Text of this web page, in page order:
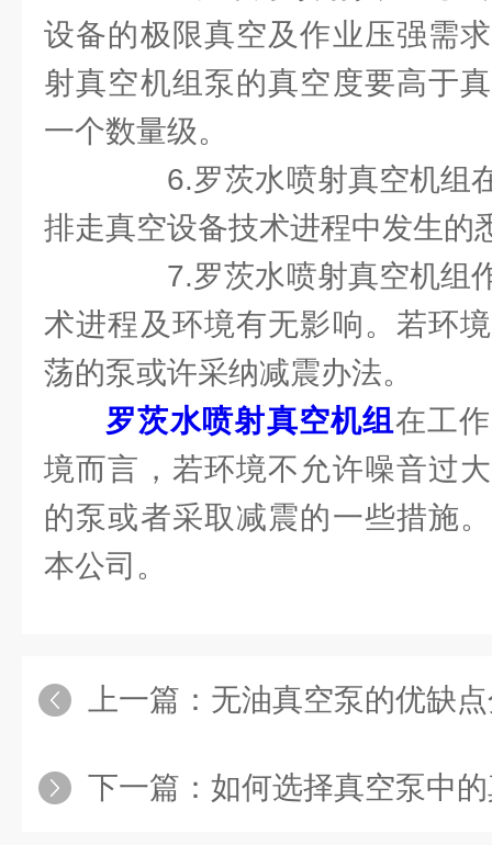
设备的极限真空及作业压强需
射真空机组泵的真空度要高于
一个数量级。
6.罗茨水喷射真空机组
排走真空设备技术进程中发生的
7.罗茨水喷射真空机组
术进程及环境有无影响。若环
荡的泵或许采纳减震办法。
罗茨水喷射真空机组 在工
境而言，若环境不允许噪音过
的泵或者采取减震的一些措施
本公司。
上一篇： 无油真空泵的优缺
下一篇： 如何选择真空泵中